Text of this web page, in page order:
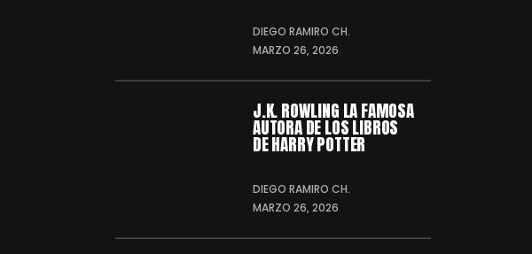
DIEGO RAMIRO CH.
MARZO 26, 2026
J.K. ROWLING LA FAMOSA
AUTORA DE LOS LIBROS
DE HARRY POTTER
DIEGO RAMIRO CH.
MARZO 26, 2026